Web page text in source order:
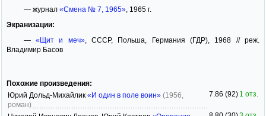
— журнал «Смена № 7, 1965», 1965 г.
Экранизации:
—«Щит и меч», СССР, Польша, Германия (ГДР), 1968 // реж.
Владимир Басов
Похожие произведения:
Юрий Дольд-Михайлик «И один в поле воин» (1956,
роман)
7.86 (92) 1 отз.